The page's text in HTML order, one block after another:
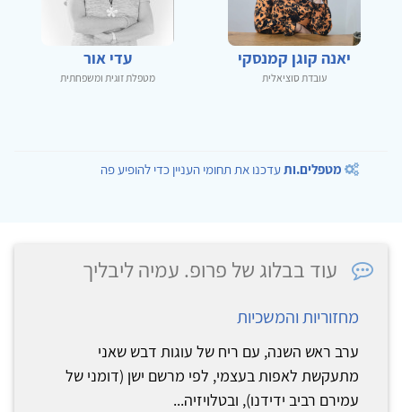
יאנה קוגן קמנסקי
עובדת סוציאלית
עדי אור
מטפלת זוגית ומשפחתית
מטפלים.ותעדכנו את תחומי העניין כדי להופיע פה
עוד בבלוג של פרופ. עמיה ליבליך
מחזוריות והמשכיות
ערב ראש השנה, עם ריח של עוגות דבש שאני
מתעקשת לאפות בעצמי, לפי מרשם ישן (דומני של
עמירם רביב ידידנו), ובטלויזיה...